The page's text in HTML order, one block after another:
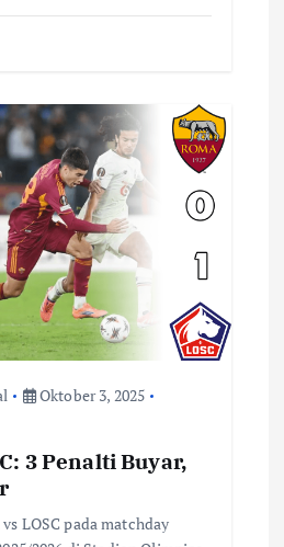
Oktober 3, 2025
3 Penalti Buyar,
LOSC pada matchday